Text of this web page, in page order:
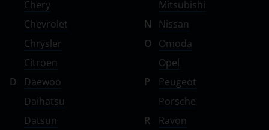
Chery
Chevrolet
Chrysler
Citroen
D
Daewoo
Daihatsu
Datsun
Mitsubishi
N
Nissan
O
Omoda
Opel
P
Peugeot
Porsche
R
Ravon